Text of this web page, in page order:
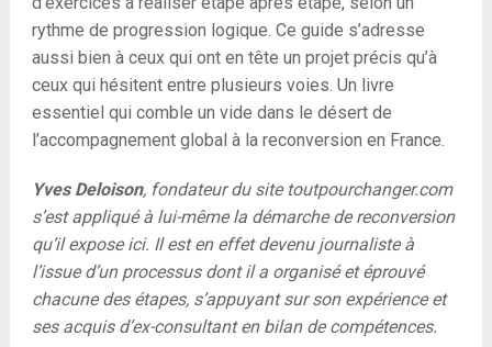
rythme de progression logique. Ce guide s’adresse
aussi bien à ceux qui ont en tête un projet précis qu’à
ceux qui hésitent entre plusieurs voies. Un livre
essentiel qui comble un vide dans le désert de
l’accompagnement global à la reconversion en France.
Yves Deloison, fondateur du site toutpourchanger.com
s’est appliqué à lui-même la démarche de reconversion
qu’il expose ici. Il est en effet devenu journaliste à
l’issue d’un processus dont il a organisé et éprouvé
chacune des étapes, s’appuyant sur son expérience et
ses acquis d’ex-consultant en bilan de compétences.